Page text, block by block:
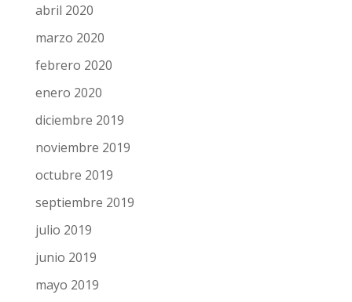
abril 2020
marzo 2020
febrero 2020
enero 2020
diciembre 2019
noviembre 2019
octubre 2019
septiembre 2019
julio 2019
junio 2019
mayo 2019